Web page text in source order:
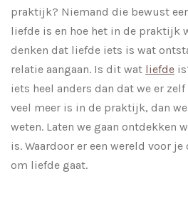
praktijk? Niemand die bewust
liefde is en hoe het in de praktijk
denken dat liefde iets is wat
relatie aangaan. Is dit wat liefde
iets heel anders dan dat we er
veel meer is in de praktijk, dan
weten. Laten we gaan ontdekken
is. Waardoor er een wereld voor
om liefde gaat.